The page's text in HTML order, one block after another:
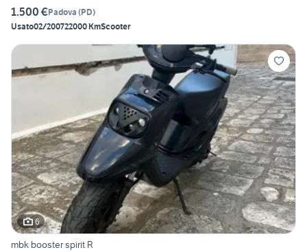
1.500 €Padova (PD)
Usato02/200722000 KmScooter
6
mbk booster spirit R